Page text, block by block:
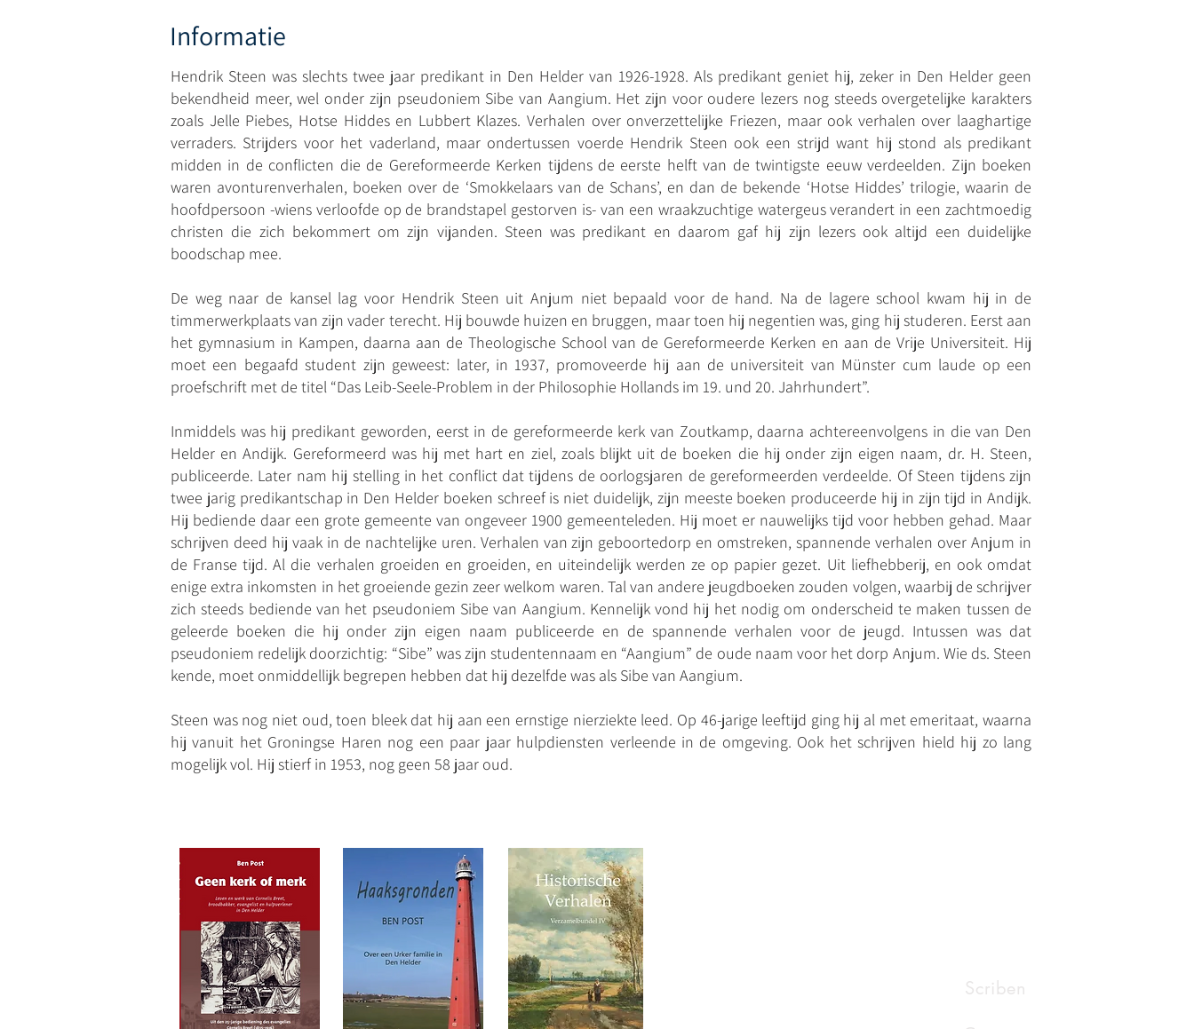
Informatie
Hendrik Steen was slechts twee jaar predikant in Den Helder van 1926-1928. Als predikant geniet hij, zeker in Den Helder geen
bekendheid meer, wel onder zijn pseudoniem Sibe van Aangium. Het zijn voor oudere lezers nog steeds overgetelijke karakters
zoals Jelle Piebes, Hotse Hiddes en Lubbert Klazes. Verhalen over onverzettelijke Friezen, maar ook verhalen over laaghartige
verraders. Strijders voor het vaderland, maar ondertussen voerde Hendrik Steen ook een strijd want hij stond als predikant
midden in de conflicten die de Gereformeerde Kerken tijdens de eerste helft van de twintigste eeuw verdeelden. Zijn boeken
waren avonturenverhalen, boeken over de ‘Smokkelaars van de Schans’, en dan de bekende ‘Hotse Hiddes’ trilogie, waarin de
hoofdpersoon -wiens verloofde op de brandstapel gestorven is- van een wraakzuchtige watergeus verandert in een zachtmoedig
christen die zich bekommert om zijn vijanden. Steen was predikant en daarom gaf hij zijn lezers ook altijd een duidelijke
boodschap mee.
De weg naar de kansel lag voor Hendrik Steen uit Anjum niet bepaald voor de hand. Na de lagere school kwam hij in de
timmerwerkplaats van zijn vader terecht. Hij bouwde huizen en bruggen, maar toen hij negentien was, ging hij studeren. Eerst aan
het gymnasium in Kampen, daarna aan de Theologische School van de Gereformeerde Kerken en aan de Vrije Universiteit. Hij
moet een begaafd student zijn geweest: later, in 1937, promoveerde hij aan de universiteit van Münster cum laude op een
proefschrift met de titel “Das Leib-Seele-Problem in der Philosophie Hollands im 19. und 20. Jahrhundert”.
Inmiddels was hij predikant geworden, eerst in de gereformeerde kerk van Zoutkamp, daarna achtereenvolgens in die van Den
Helder en Andijk. Gereformeerd was hij met hart en ziel, zoals blijkt uit de boeken die hij onder zijn eigen naam, dr. H. Steen,
publiceerde. Later nam hij stelling in het conflict dat tijdens de oorlogsjaren de gereformeerden verdeelde. Of Steen tijdens zijn
twee jarig predikantschap in Den Helder boeken schreef is niet duidelijk, zijn meeste boeken produceerde hij in zijn tijd in Andijk.
Hij bediende daar een grote gemeente van ongeveer 1900 gemeenteleden. Hij moet er nauwelijks tijd voor hebben gehad. Maar
schrijven deed hij vaak in de nachtelijke uren. Verhalen van zijn geboortedorp en omstreken, spannende verhalen over Anjum in
de Franse tijd. Al die verhalen groeiden en groeiden, en uiteindelijk werden ze op papier gezet. Uit liefhebberij, en ook omdat
enige extra inkomsten in het groeiende gezin zeer welkom waren. Tal van andere jeugdboeken zouden volgen, waarbij de schrijver
zich steeds bediende van het pseudoniem Sibe van Aangium. Kennelijk vond hij het nodig om onderscheid te maken tussen de
geleerde boeken die hij onder zijn eigen naam publiceerde en de spannende verhalen voor de jeugd. Intussen was dat
pseudoniem redelijk doorzichtig: “Sibe” was zijn studentennaam en “Aangium” de oude naam voor het dorp Anjum. Wie ds. Steen
kende, moet onmiddellijk begrepen hebben dat hij dezelfde was als Sibe van Aangium.
Steen was nog niet oud, toen bleek dat hij aan een ernstige nierziekte leed. Op 46-jarige leeftijd ging hij al met emeritaat, waarna
hij vanuit het Groningse Haren nog een paar jaar hulpdiensten verleende in de omgeving. Ook het schrijven hield hij zo lang
mogelijk vol. Hij stierf in 1953, nog geen 58 jaar oud.
Scriben